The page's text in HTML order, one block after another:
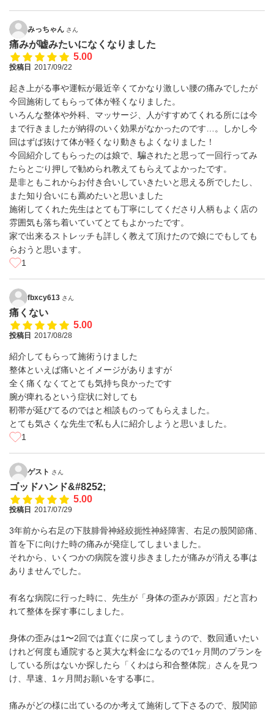
みっちゃん さん
痛みが嘘みたいになくなりました
5.00
投稿日 2017/09/22
起き上がる事や運転が最近辛くてかなり激しい腰の痛みでしたが
今回施術してもらって体が軽くなりました。
いろんな整体や外科、マッサージ、人がすすめてくれる所には今
まで行きましたが納得のいく効果がなかったのです…。しかし今
回はずば抜けて体が軽くなり動きもよくなりました！
今回紹介してもらったのは娘で、騙されたと思って一回行ってみ
たらとごり押しで勧められ教えてもらえてよかったです。
是非ともこれからお付き合いしていきたいと思える所でしたし、
また知り合いにも薦めたいと思いました
施術してくれた先生はとても丁寧にしてくださり人柄もよく店の
雰囲気も落ち着いていてとてもよかったです。
家で出来るストレッチも詳しく教えて頂けたので娘にでもしても
らおうと思います。
1
fbxcy613 さん
痛くない
5.00
投稿日 2017/08/28
紹介してもらって施術うけました
整体といえば痛いとイメージがありますが
全く痛くなくてとても気持ち良かったです
腕が痺れるという症状に対しても
靭帯が延びてるのではと相談ものってもらえました。
とても気さくな先生で私も人に紹介しようと思いました。
1
ゲスト さん
ゴッドハンド&#8252;
5.00
投稿日 2017/07/29
3年前から右足の下肢腓骨神経絞扼性神経障害、右足の股関節痛、
首を下に向けた時の痛みが発症してしまいました。
それから、いくつかの病院を渡り歩きましたが痛みが消える事は
ありませんでした。
有名な病院に行った時に、先生が「身体の歪みが原因」だと言わ
れて整体を探す事にしました。
身体の歪みは1〜2回では直ぐに戻ってしまうので、数回通いたい
けれど何度も通院すると莫大な料金になるので1ヶ月間のプランを
している所はないか探したら「くわはら和合整体院」さんを見つ
け、早速、1ヶ月間お願いをする事に。
痛みがどの様に出ているのか考えて施術して下さるので、股関節